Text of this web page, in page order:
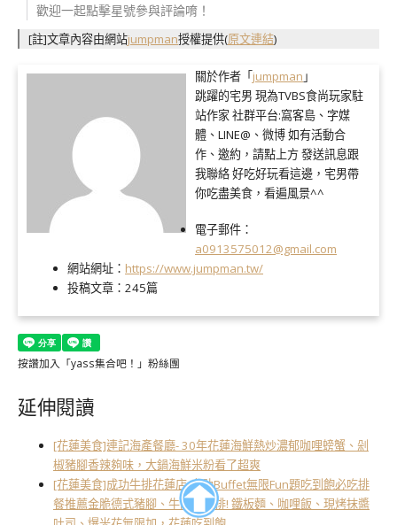
歡迎一起點擊星號參與評論唷！
[註]文章內容由網站jumpman授權提供(原文連結)
關於作者「jumpman 」
跳躍的宅男 現為TVBS食尚玩家駐
站作家 社群平台:窩客島、字媒
體、LINE@、微博 如有活動合
作、邀約，請點上方 發送訊息跟
我聯絡 好吃好玩看這邊，宅男帶
你吃盡美食，看遍風景^^
電子郵件：
a0913575012@gmail.com
網站網址： https://www.jumpman.tw/
投稿文章： 245篇
按讚加入「yass集合吧！」粉絲團
延伸閱讀
[花蓮美食]連記海產餐廳- 30年花蓮海鮮熱炒濃郁咖哩螃蟹、剁
椒豬腳香辣夠味，大鍋海鮮米粉看了超爽
[花蓮美食]成功牛排花蓮店-自助Buffet無限Fun題吃到飽必吃排
餐推薦金脆德式豬腳、牛肉漢堡排! 鐵板麵、咖哩飯、現烤抹醬